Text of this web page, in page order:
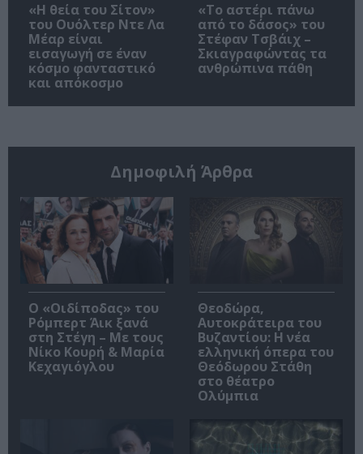
«Η θεία του Σίτον»
του Ουόλτερ Ντε Λα
Μέαρ είναι
εισαγωγή σε έναν
κόσμο φανταστικό
και απόκοσμο
«Το αστέρι πάνω
από το δάσος» του
Στέφαν Τσβάιχ –
Σκιαγραφώντας τα
ανθρώπινα πάθη
Δημοφιλή Άρθρα
O «Οιδίποδας» του
Ρόμπερτ Άικ ξανά
στη Στέγη – Με τους
Νίκο Κουρή & Μαρία
Κεχαγιόγλου
Θεοδώρα,
Αυτοκράτειρα του
Βυζαντίου: Η νέα
ελληνική όπερα του
Θεόδωρου Στάθη
στο θέατρο
Ολύμπια